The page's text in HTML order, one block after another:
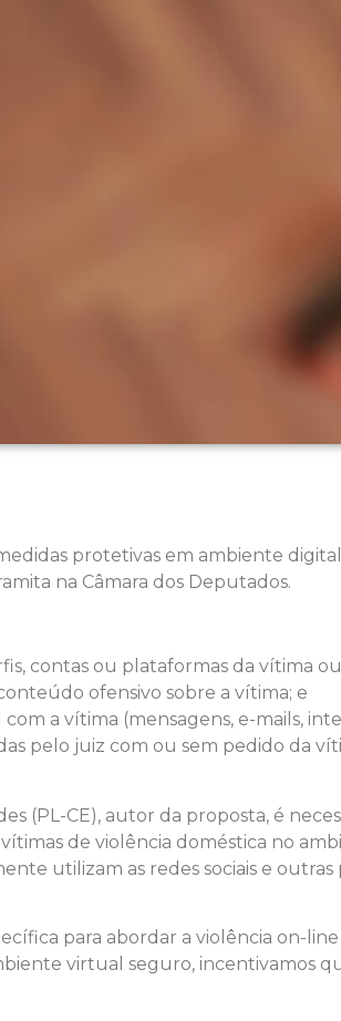
protetivas em ambiente
na Câmara dos Deputados.
contas ou plataformas da vítima
ofensivo sobre a vítima; e
a vítima (mensagens, e-mails,
pelo juiz com ou sem pedido da
(PL-CE), autor da proposta, é
vítimas de violência doméstica no
utilizam as redes sociais e
para abordar a violência on-
virtual seguro, incentivamos